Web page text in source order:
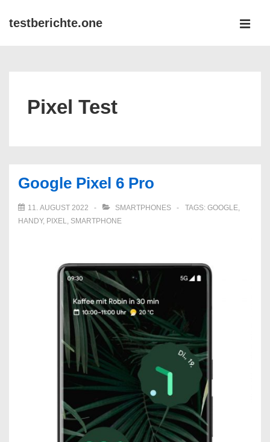
Zumtestberichte.one
Pixel Test
Google Pixel 6 Pro
11. AUGUST 2022 SMARTPHONES TAGS: GOOGLE,
HANDY, PIXEL, SMARTPHONE